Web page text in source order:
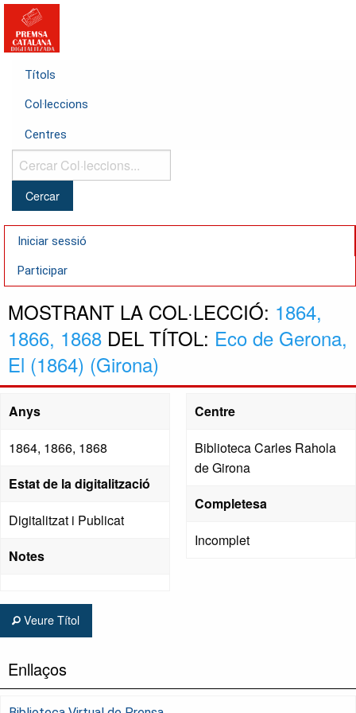
Títols
Col·leccions
Centres
Cercar
Col·leccions...
Iniciar sessió
Participar
MOSTRANT LA COL·LECCIÓ: 1864,
1866, 1868 DEL TÍTOL: Eco de Gerona,
El (1864) (Girona)
Anys
1864, 1866, 1868
Estat de la digitalització
Digitalitzat i Publicat
Notes
Centre
Biblioteca Carles Rahola
de Girona
Completesa
Incomplet
Veure Títol
Enllaços